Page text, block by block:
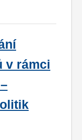
v rámci